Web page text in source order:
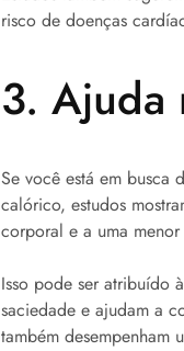
risco de doenças
3. Ajuda
Se você está em busca
calórico, estudos
corporal e a uma
Isso pode ser atribuído
saciedade e ajudam a
também desempenham